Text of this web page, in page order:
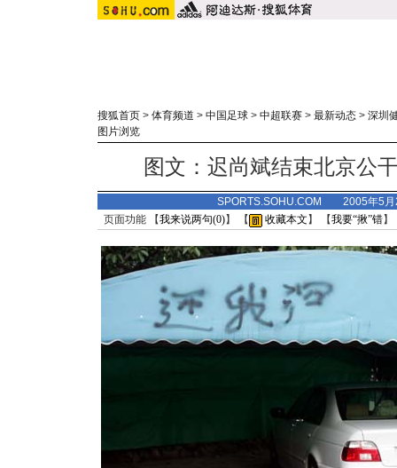
搜狐首页 > 体育频道 > 中国足球 > 中超联赛 > 最新动态 > 深圳
图片浏览
图文：迟尚斌结束北京公
SPORTS.SOHU.COM 2005年5
页面功能 【我来说两句(0)】 【 收藏本文 】 【我要“揪”错】